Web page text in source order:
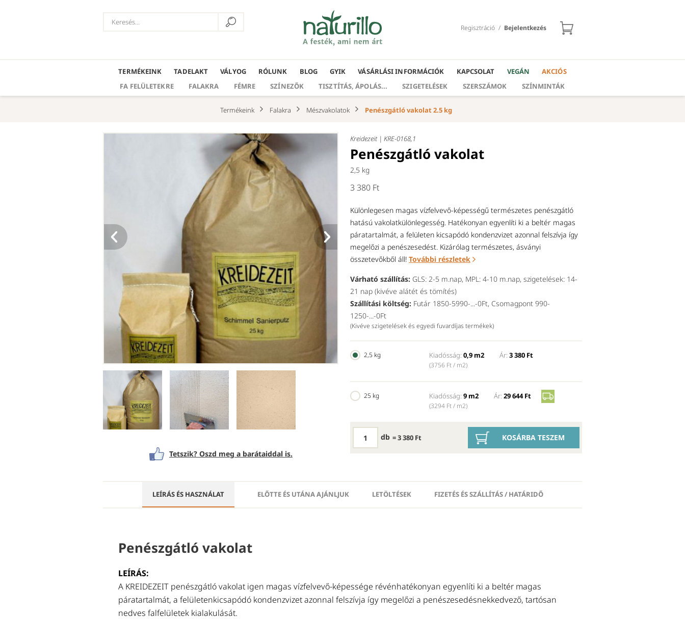
Bejelentkezés
/
Regisztráció
TERMÉKEINK TADELAKT VÁLYOG RÓLUNK BLOG GYIK VÁSÁRLÁSI INFORMÁCIÓK KAPCSOLAT VEGÁN
AKCIÓS
FA FELÜLETEKRE
FALAKRA FÉMRE SZÍNEZŐK TISZTÍTÁS, ÁPOLÁS... SZIGETELÉSEK SZERSZÁMOK SZÍNMINTÁK
Termékeink Falakra Mészvakolatok Penészgátló vakolat 2.5 kg
Tetszik? Oszd meg a barátaiddal is.
Kreidezeit | KRE-0168,1
Penészgátló vakolat
2,5 kg
3 380 Ft
Különlegesen magas vízfelvevő-képességű természetes penészgátló
hatású vakolatkülönlegesség. Hatékonyan egyenlíti ki a beltér magas
páratartalmát, a felületen kicsapódó kondenzvizet azonnal felszívja így
megelőzi a penészesedést. Kizárólag természetes, ásványi
összetevőkből áll! További részletek
Várható szállítás: GLS: 2-5 m.nap, MPL: 4-10 m.nap, szigetelések: 14-
21 nap (kivéve alátét és tömítés)
Szállítási költség: Futár 1850-5990-...-0Ft, Csomagpont 990-
1250-...-0Ft
(Kivéve szigetelések és egyedi fuvardíjas termékek)
2,5 kg Kiadósság: 0,9 m2
(3756 Ft / m2)
Ár: 3 380 Ft
25 kg Kiadósság: 9 m2
(3294 Ft / m2)
Ár: 29 644 Ft
db = 3 380 Ft KOSÁRBA TESZEM
LEÍRÁS ÉS HASZNÁLAT ELŐTTE ÉS UTÁNA AJÁNLJUK LETÖLTÉSEK FIZETÉS ÉS SZÁLLÍTÁS / HATÁRIDŐ
Penészgátló vakolat
LEÍRÁS:
A KREIDEZEIT penészgátló vakolat igen magas vízfelvevő-képessége révénhatékonyan egyenlíti ki a beltér magas
páratartalmát, a felületenkicsapódó kondenzvizet azonnal felszívja így megelőzi a penészesedésnekkedvező, tartósan
nedves falfelületek kialakulását.